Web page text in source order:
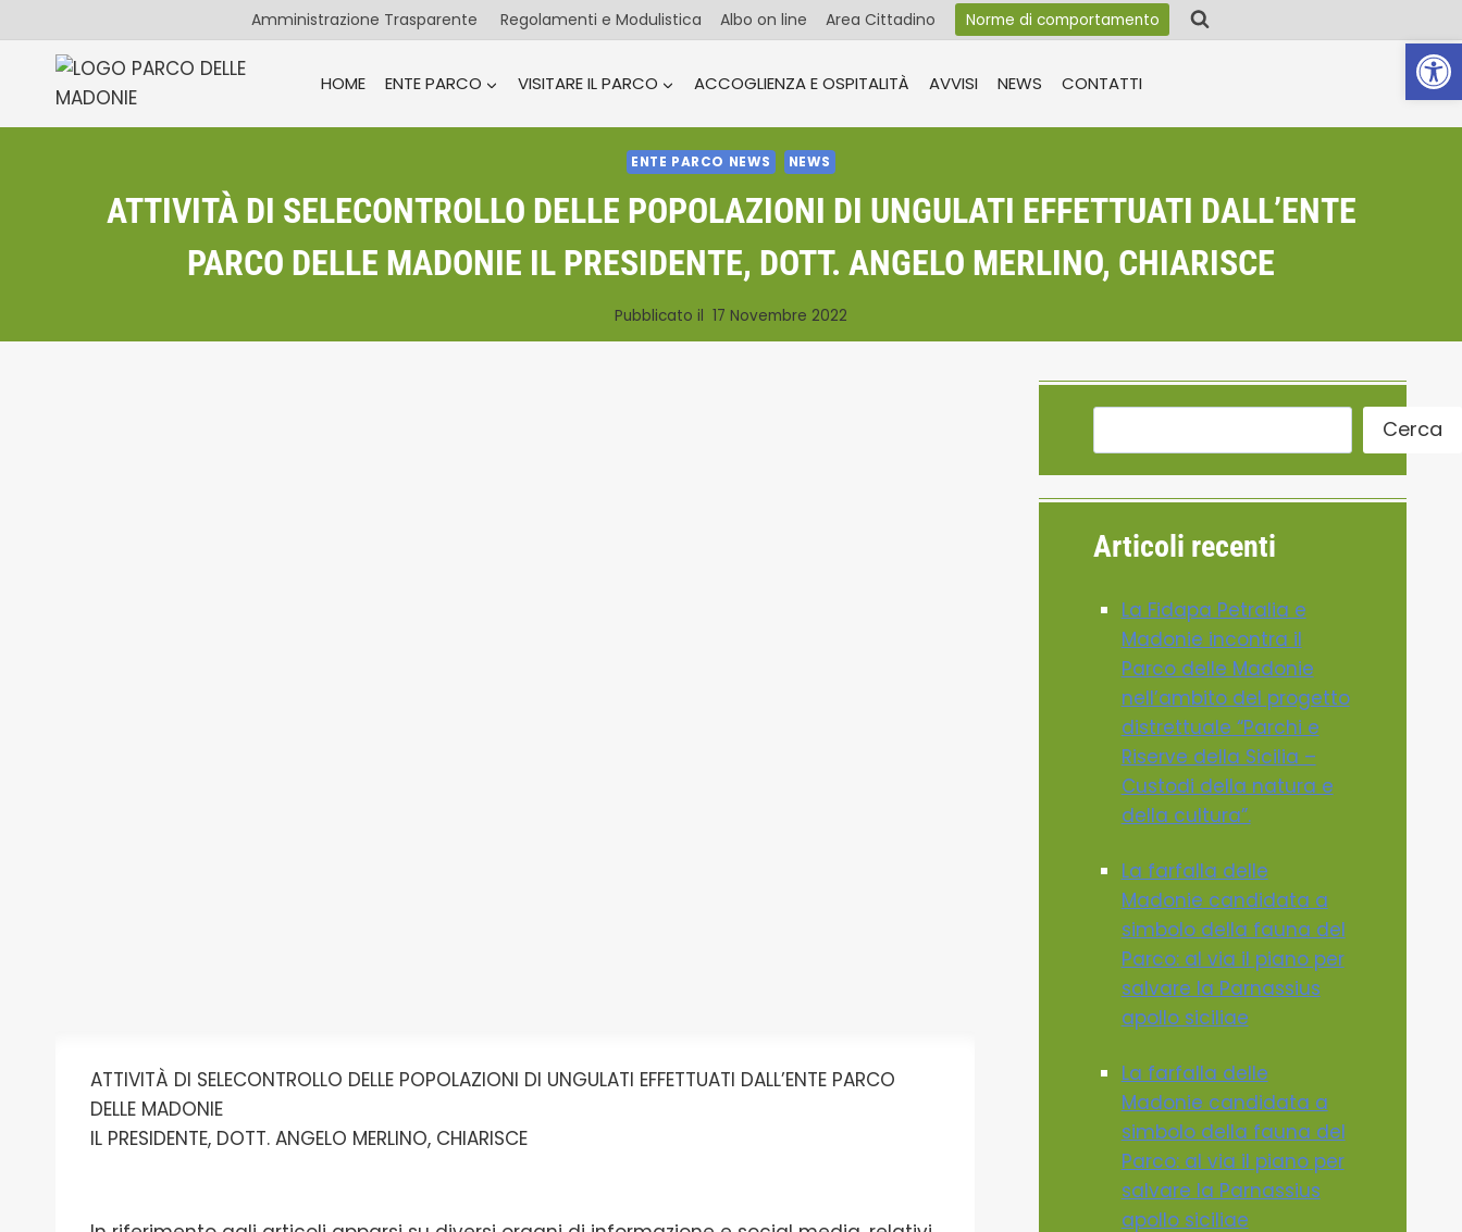
Apri
al
contenuto
Amministrazione Trasparente Regolamenti e Modulistica Albo on line Area Cittadino Norme di comportamento
HOME ENTE PARCO VISITARE IL PARCO ACCOGLIENZA E OSPITALITÀ AVVISI NEWS CONTATTI
ENTE PARCO NEWS NEWS
ATTIVITÀ DI SELECONTROLLO DELLE POPOLAZIONI DI UNGULATI EFFETTUATI DALL’ENTE
PARCO DELLE MADONIE IL PRESIDENTE, DOTT. ANGELO MERLINO, CHIARISCE
Pubblicato il 17 Novembre 2022
ATTIVITÀ DI SELECONTROLLO DELLE POPOLAZIONI DI UNGULATI EFFETTUATI DALL’ENTE PARCO
DELLE MADONIE
IL PRESIDENTE, DOTT. ANGELO MERLINO, CHIARISCE
Cerca
Articoli recenti
La Fidapa Petralia e
Madonie incontra il
Parco delle Madonie
nell’ambito del progetto
distrettuale “Parchi e
Riserve della Sicilia –
Custodi della natura e
della cultura”.
La farfalla delle
Madonie candidata a
simbolo della fauna del
Parco: al via il piano per
salvare la Parnassius
apollo siciliae
La farfalla delle
Madonie candidata a
simbolo della fauna del
Parco: al via il piano per
salvare la Parnassius
apollo siciliae